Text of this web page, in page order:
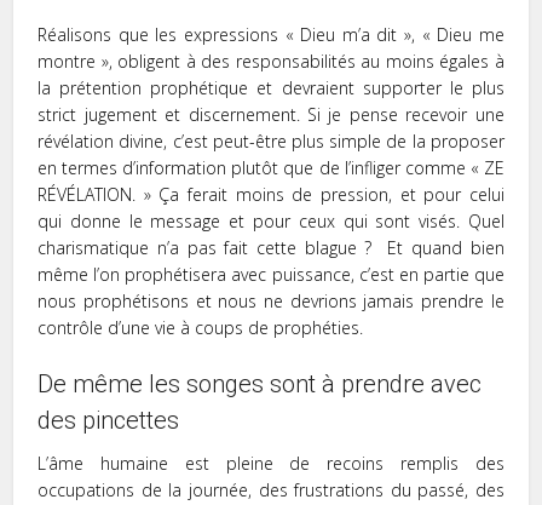
Réalisons que les expressions « Dieu m’a dit », « Dieu me
montre », obligent à des responsabilités au moins égales à
la prétention prophétique et devraient supporter le plus
strict jugement et discernement. Si je pense recevoir une
révélation divine, c’est peut-être plus simple de la proposer
en termes d’information plutôt que de l’infliger comme « ZE
RÉVÉLATION. » Ça ferait moins de pression, et pour celui
qui donne le message et pour ceux qui sont visés. Quel
charismatique n’a pas fait cette blague ? Et quand bien
même l’on prophétisera avec puissance, c’est en partie que
nous prophétisons et nous ne devrions jamais prendre le
contrôle d’une vie à coups de prophéties.
De même les songes sont à prendre avec
des pincettes
L’âme humaine est pleine de recoins remplis des
occupations de la journée, des frustrations du passé, des